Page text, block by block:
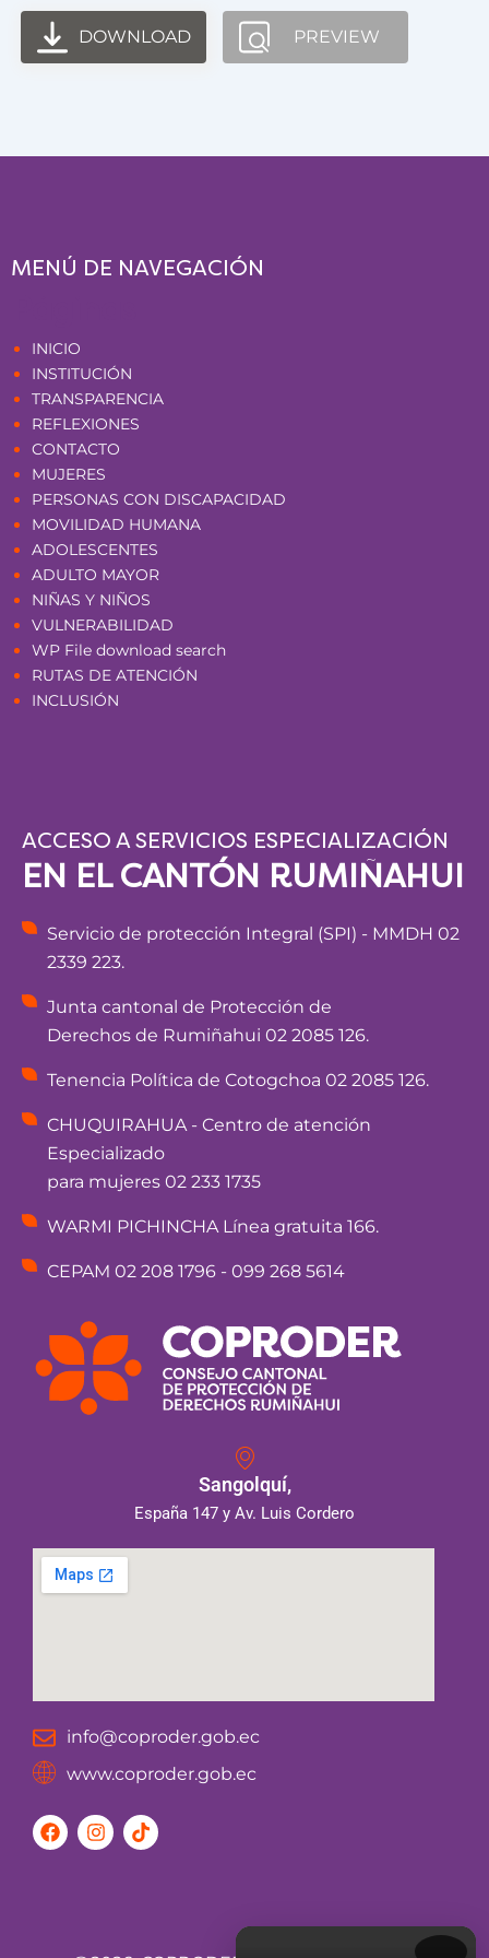
DOWNLOAD PREVIEW
MENÚ DE NAVEGACIÓN
INICIO
INSTITUCIÓN
TRANSPARENCIA
REFLEXIONES
CONTACTO
MUJERES
PERSONAS CON DISCAPACIDAD
MOVILIDAD HUMANA
ADOLESCENTES
ADULTO MAYOR
NIÑAS Y NIÑOS
VULNERABILIDAD
WP File download search
RUTAS DE ATENCIÓN
INCLUSIÓN
ACCESO A SERVICIOS ESPECIALIZACIÓN
EN EL CANTÓN RUMIÑAHUI
Servicio de protección Integral (SPI) - MMDH 02
2339 223.
Junta cantonal de Protección de
Derechos de Rumiñahui 02 2085 126.
Tenencia Política de Cotogchoa 02 2085 126.
CHUQUIRAHUA - Centro de atención
Especializado
para mujeres 02 233 1735
WARMI PICHINCHA Línea gratuita 166.
CEPAM 02 208 1796 - 099 268 5614
Sangolquí,
España 147 y Av. Luis Cordero
info@coproder.gob.ec
www.coproder.gob.ec
F
a
I
n
T
i